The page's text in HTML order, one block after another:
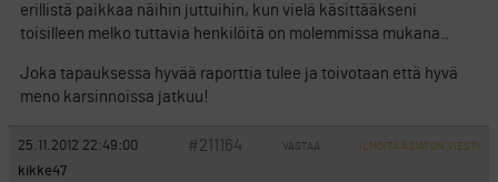
erillistä paikkaa näihin juttuihin, kun vielä käsittääkseni
toisilleen melko tuttavia henkilöitä on molemmissa mukana..
Joka tapauksessa hyvää raporttia tulee ja toivotaan että hyvä
meno karsinnoissa jatkuu!
25.11.2012 22:49:00 #211164 VASTAA ILMOITA ASIATON VIESTI
kikke47